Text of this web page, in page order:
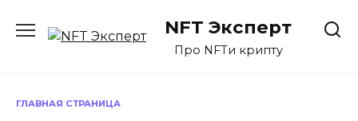
содержанию
NFT Эксперт
Про NFTи крипту
ГЛАВНАЯ СТРАНИЦА